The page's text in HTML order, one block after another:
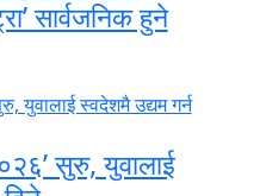
सार्वजनिक हुने
सुरु, युवालाई